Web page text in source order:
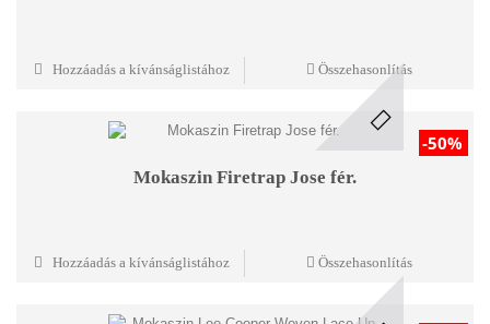
Hozzáadás a kívánságlistához Összehasonlítás
Mokaszin Firetrap Jose fér.
-50%
Hozzáadás a kívánságlistához Összehasonlítás